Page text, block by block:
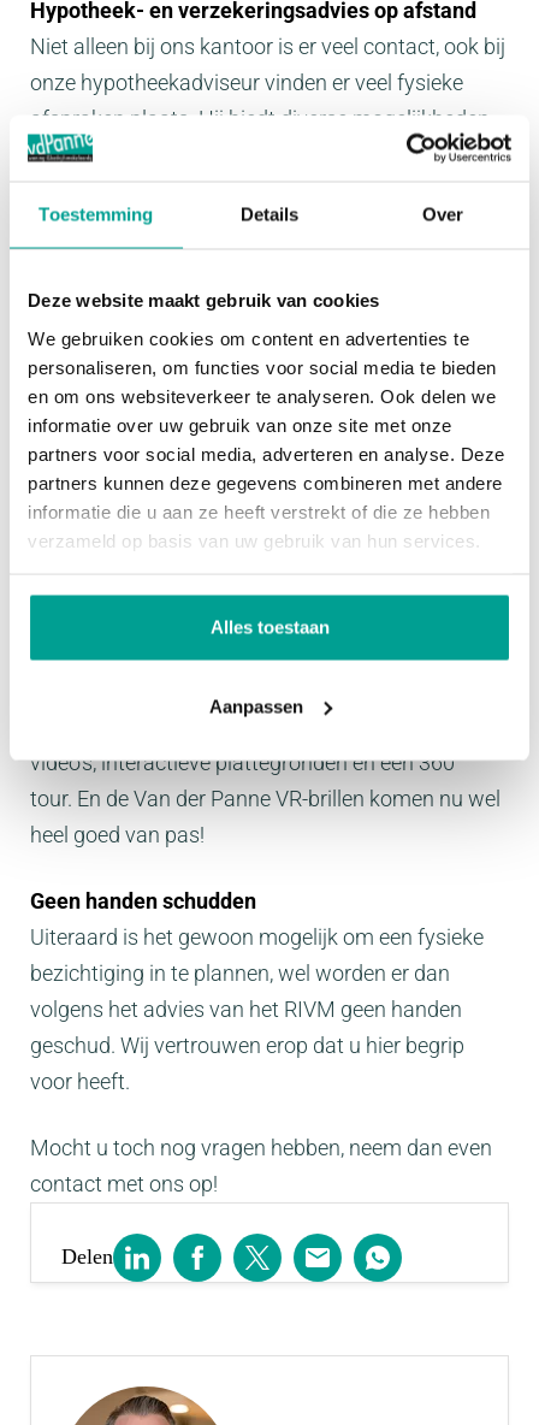
Toestemming Details Over
Deze website maakt gebruik van cookies
We gebruiken cookies om content en advertenties te
personaliseren, om functies voor social media te bieden
en om ons websiteverkeer te analyseren. Ook delen we
informatie over uw gebruik van onze site met onze
partners voor social media, adverteren en analyse. Deze
partners kunnen deze gegevens combineren met andere
informatie die u aan ze heeft verstrekt of die ze hebben
verzameld op basis van uw gebruik van hun services.
Alles toestaan
Aanpassen
Hypotheek- en verzekeringsadvies op afstand
Niet alleen bij ons kantoor is er veel contact, ook bij
onze hypotheekadviseur vinden er veel fysieke
afspraken plaats. Hij biedt diverse mogelijkheden
om e.e.a. digitaal te doen, via Skype of via
eigen vertrouwde omgeving kunt voeren én het
Goed bereikbaar
Als voorbereiding op de aankoop of verkoop van
een woning rijzen er diverse vragen. Zoals u van
ons gewend bent zijn wij goed bereikbaar, niet tot
17.00 uur maar gewoon tot 17.30 uur. Maar ook in
de avonduren draaien wij onze hand er niet voor
om om even te bellen, te mailen of via WhatsApp te
voor zowel onze woningen als voor onze
bedrijfsmatige objecten. Naast de uitgebreide
geven wij je ook een goed beeld van de woning met
video's, interactieve plattegronden en een 360°
tour. En de Van der Panne VR-brillen komen nu wel
heel goed van pas!
Geen handen schudden
Uiteraard is het gewoon mogelijk om een fysieke
bezichtiging in te plannen, wel worden er dan
volgens het advies van het RIVM geen handen
geschud. Wij vertrouwen erop dat u hier begrip
voor heeft.
Mocht u toch nog vragen hebben, neem dan even
contact met ons op!
Delen